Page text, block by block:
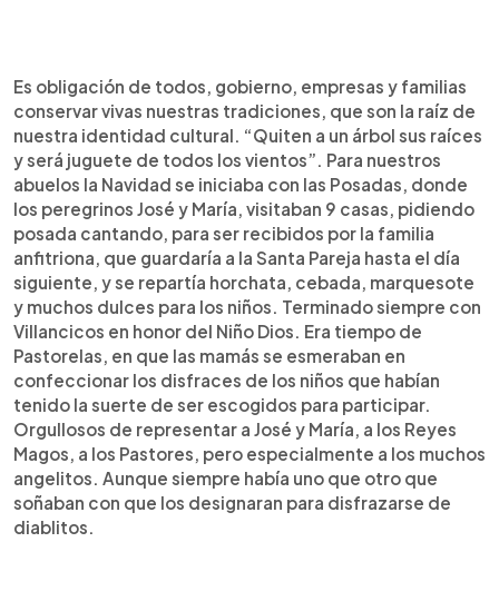
Es obligación de todos, gobierno, empresas y familias
conservar vivas nuestras tradiciones, que son la raíz de
nuestra identidad cultural. “Quiten a un árbol sus raíces
y será juguete de todos los vientos”. Para nuestros
abuelos la Navidad se iniciaba con las Posadas, donde
los peregrinos José y María, visitaban 9 casas, pidiendo
posada cantando, para ser recibidos por la familia
anfitriona, que guardaría a la Santa Pareja hasta el día
siguiente, y se repartía horchata, cebada, marquesote
y muchos dulces para los niños. Terminado siempre con
Villancicos en honor del Niño Dios. Era tiempo de
Pastorelas, en que las mamás se esmeraban en
confeccionar los disfraces de los niños que habían
tenido la suerte de ser escogidos para participar.
Orgullosos de representar a José y María, a los Reyes
Magos, a los Pastores, pero especialmente a los muchos
angelitos. Aunque siempre había uno que otro que
soñaban con que los designaran para disfrazarse de
diablitos.